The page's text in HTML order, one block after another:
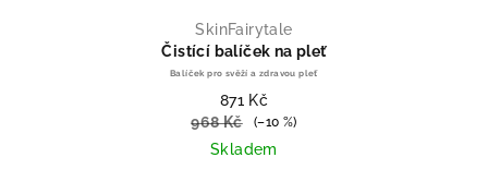
SkinFairytale
Čistící balíček na pleť
Balíček pro svěží a zdravou pleť
871 Kč
968 Kč
(–10 %)
Skladem